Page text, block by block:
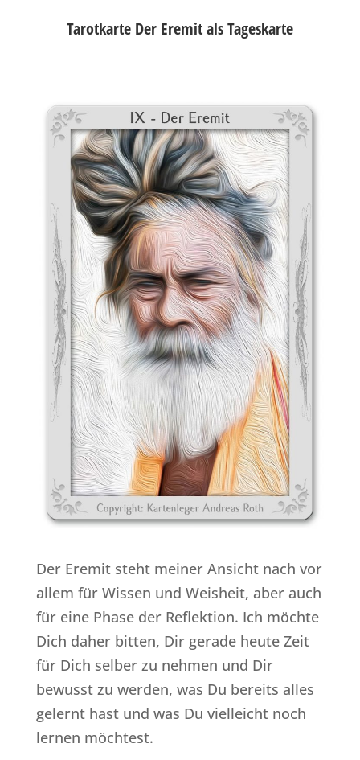
Tarotkarte Der Eremit als Tageskarte
Der Eremit steht meiner Ansicht nach vor
allem für Wissen und Weisheit, aber auch
für eine Phase der Reflektion. Ich möchte
Dich daher bitten, Dir gerade heute Zeit
für Dich selber zu nehmen und Dir
bewusst zu werden, was Du bereits alles
gelernt hast und was Du vielleicht noch
lernen möchtest.